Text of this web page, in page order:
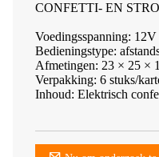
CONFETTI- EN
Voedingsspanning:
Bedieningstype:
Afmetingen: 23 × 25 ×
Verpakking: 6 stuks/
Inhoud: Elektrisch